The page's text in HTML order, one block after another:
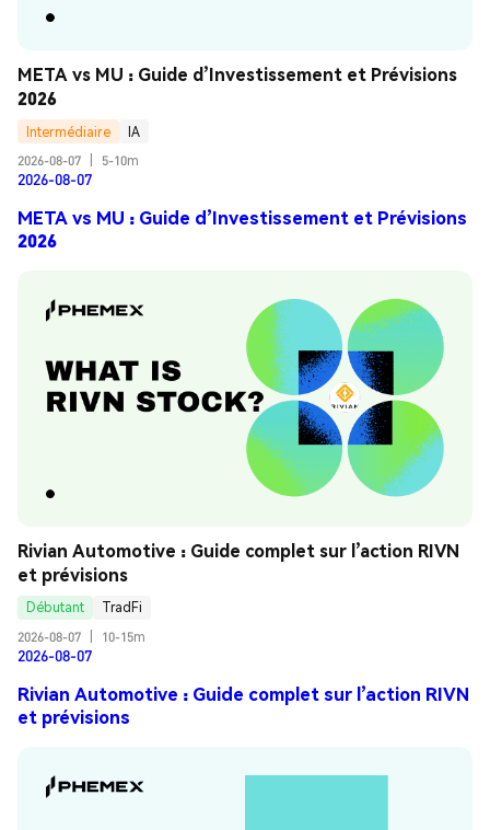
META vs MU : Guide d’Investissement et Prévisions
2026
Intermédiaire
IA
2026-08-07
5-10m
2026-08-07
META vs MU : Guide d’Investissement et Prévisions
2026
Rivian Automotive : Guide complet sur l’action RIVN
et prévisions
Débutant
TradFi
2026-08-07
10-15m
2026-08-07
Rivian Automotive : Guide complet sur l’action RIVN
et prévisions